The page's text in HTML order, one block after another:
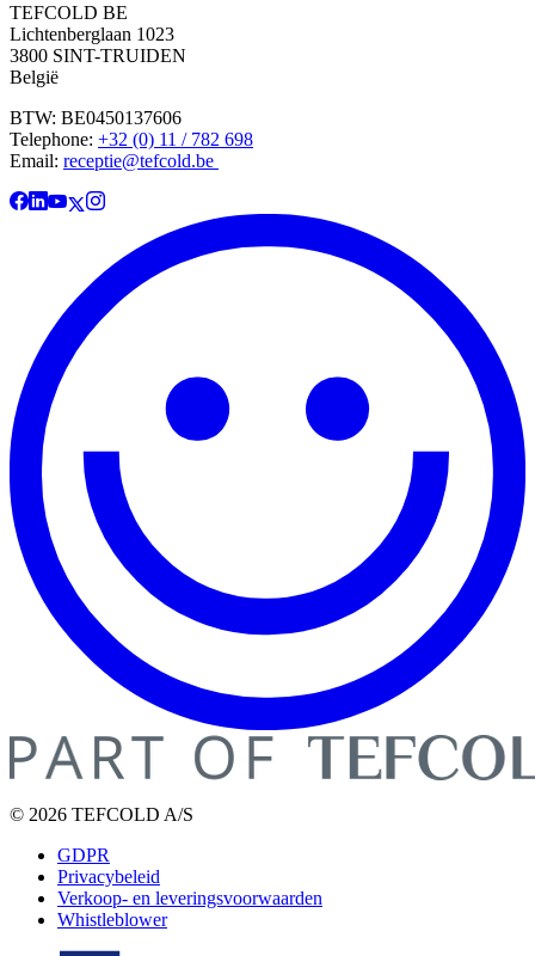
TEFCOLD BE
Lichtenberglaan 1023
3800 SINT-TRUIDEN
België
BTW: BE0450137606
Telephone: +32 (0) 11 / 782 698
Email: receptie@tefcold.be
© 2026 TEFCOLD A/S
GDPR
Privacybeleid
Verkoop- en leveringsvoorwaarden
Whistleblower